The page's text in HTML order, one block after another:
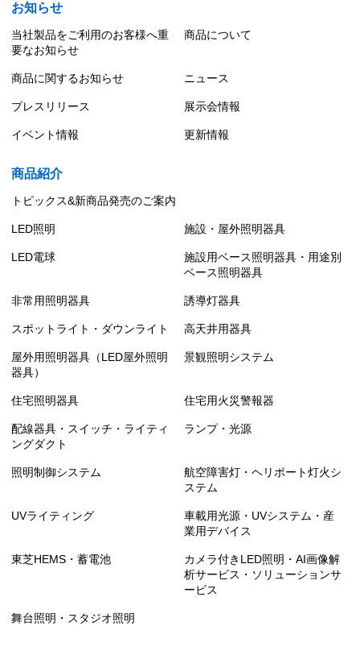
電源内蔵直管形LEDベースライト
お知らせ
当社製品をご利用のお客様へ重
要なお知らせ
商品について
商品に関するお知らせ ニュース
プレスリリース 展示会情報
イベント情報 更新情報
商品紹介
トピックス&新商品発売のご案内
LED照明 施設・屋外照明器具
LED電球
施設用ベース照明器具・用途別
ベース照明器具
非常用照明器具 誘導灯器具
スポットライト・ダウンライト 高天井用器具
屋外用照明器具（LED屋外照明
器具）
景観照明システム
住宅照明器具 住宅用火災警報器
配線器具・スイッチ・ライティ
ングダクト
ランプ・光源
照明制御システム
航空障害灯・ヘリポート灯火シ
ステム
UVライティング
車載用光源・UVシステム・産
業用デバイス
東芝HEMS・蓄電池
カメラ付きLED照明・AI画像解
析サービス・ソリューションサ
ービス
舞台照明・スタジオ照明